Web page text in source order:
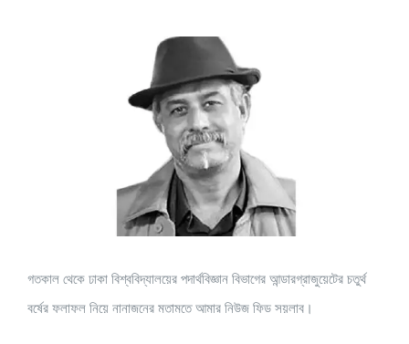
গতকাল থেকে ঢাকা বিশ্ববিদ্যালয়ের পদার্থবিজ্ঞান বিভাগের আন্ডারগ্রাজুয়েটের চতুর্থ
বর্ষের ফলাফল নিয়ে নানাজনের মতামতে আমার নিউজ ফিড সয়লাব।